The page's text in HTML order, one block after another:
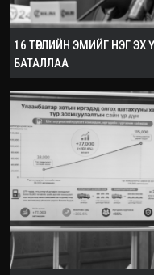
16 ТӨРЛИЙН ЭМИЙГ НЭГ
БАТАЛЛАА